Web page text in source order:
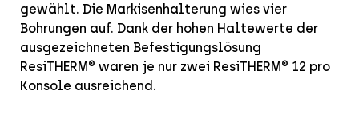
gewählt. Die Markisenhalterung wies vier
Bohrungen auf. Dank der hohen Haltewerte der
ausgezeichneten Befestigungslösung
ResiTHERM® waren je nur zwei ResiTHERM® 12 pro
Konsole ausreichend.